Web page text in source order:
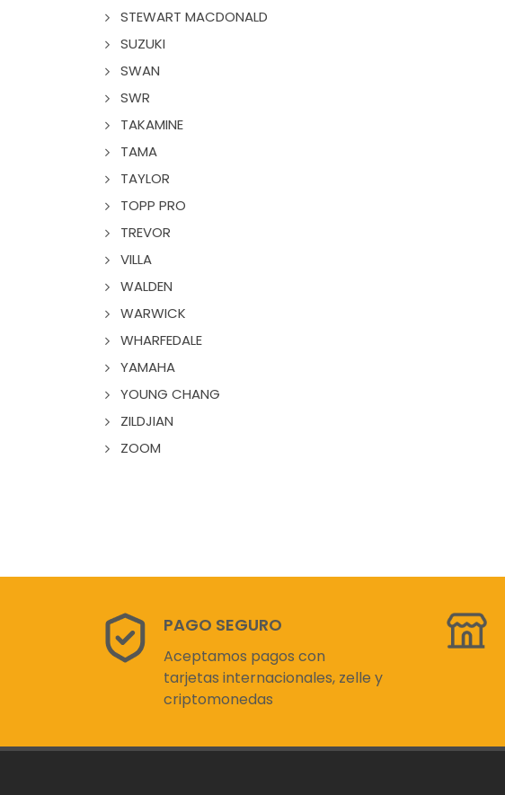
STEWART MACDONALD
SUZUKI
SWAN
SWR
TAKAMINE
TAMA
TAYLOR
TOPP PRO
TREVOR
VILLA
WALDEN
WARWICK
WHARFEDALE
YAMAHA
YOUNG CHANG
ZILDJIAN
ZOOM
PAGO SEGURO
Aceptamos pagos con
tarjetas internacionales, zelle y
criptomonedas